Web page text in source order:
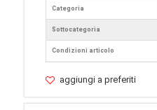
Categoria
Sottocategoria
Condizioni articolo
aggiungi a preferiti